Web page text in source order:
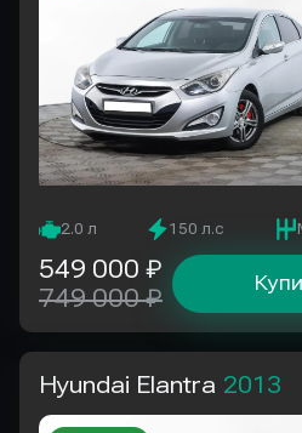
2.0 л 150 л.с
549 000 ₽
749 000 ₽
Hyundai Elantra 2013